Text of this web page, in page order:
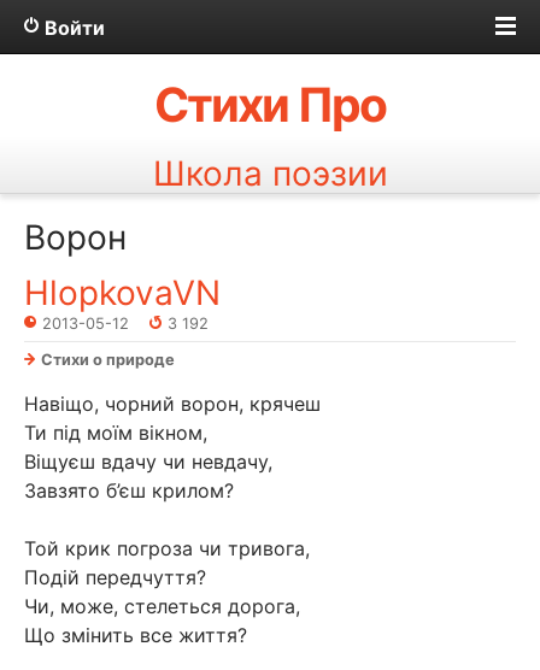
Войти
Стихи Про
Школа поэзии
Ворон
HlopkovaVN
2013-05-12
3 192
Стихи о природе
Навіщо, чорний ворон, крячеш
Ти під моїм вікном,
Віщуєш вдачу чи невдачу,
Завзято б’єш крилом?
Той крик погроза чи тривога,
Подій передчуття?
Чи, може, стелеться дорога,
Що змінить все життя?